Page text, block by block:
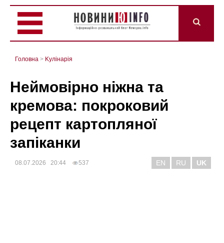
Головна > Kулінарія
Неймовірно ніжна та
кремова: покроковий
рецепт картопляної
запіканки
08.07.2026 20:44 537 EN RU UK